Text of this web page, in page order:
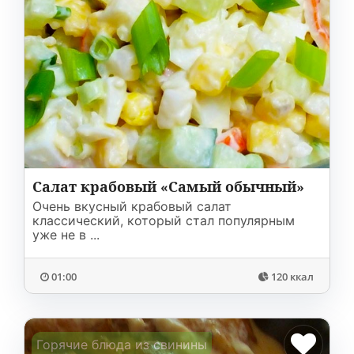
Салат крабовый «Самый обычный»
Очень вкусный крабовый салат
классический, который стал популярным
уже не в ...
01:00 120 ккал
Горячие блюда из свинины